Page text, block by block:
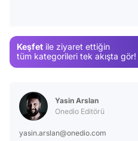
Keşfet ile ziyaret ettiğin
tüm kategorileri tek akışta gör!
Yasin Arslan
Onedio Editörü
yasin.arslan@onedio.com